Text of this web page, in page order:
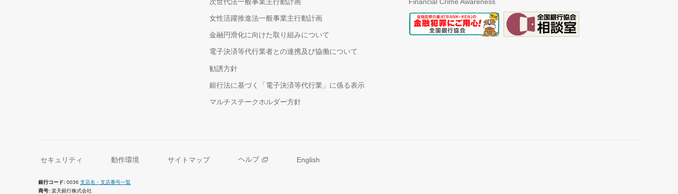
女性活躍推進法一般事業主行動計画
金融円滑化に向けた取り組みについて
電子決済等代行業者との連携及び協働について
勧誘方針
銀行法に基づく「電子決済等代行業」に係る表示
マルチステークホルダー方針
セキュリティ 動作環境 サイトマップ ヘルプ English
銀行コード 0036 支店名・支店番号一覧
商号 楽天銀行株式会社